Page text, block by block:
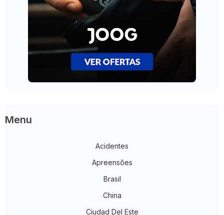
Menu
Acidentes
Apreensões
Brasil
China
Ciudad Del Este